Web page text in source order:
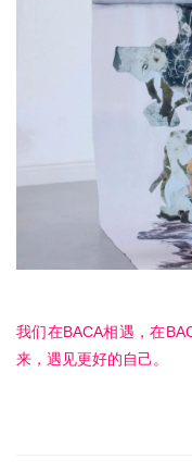
我们在BACA相遇，在
来，遇见更好的自己。